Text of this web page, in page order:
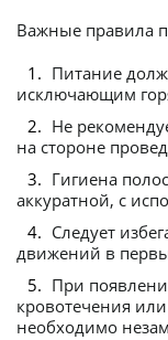
Важные правила
Питание
исключающим
Не
на стороне
Гигиена
аккуратной, с
Следует
движений в
При
кровотечения
необходимо